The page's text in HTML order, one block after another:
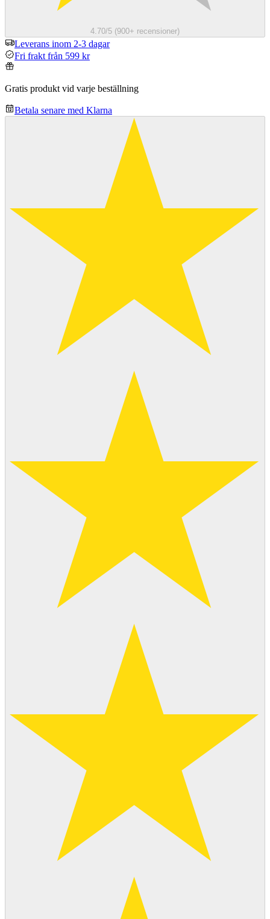
4.70/5 (900+ recensioner)
Leverans inom 2-3 dagar
Fri frakt från 599 kr
Gratis produkt vid varje beställning
Betala senare med Klarna